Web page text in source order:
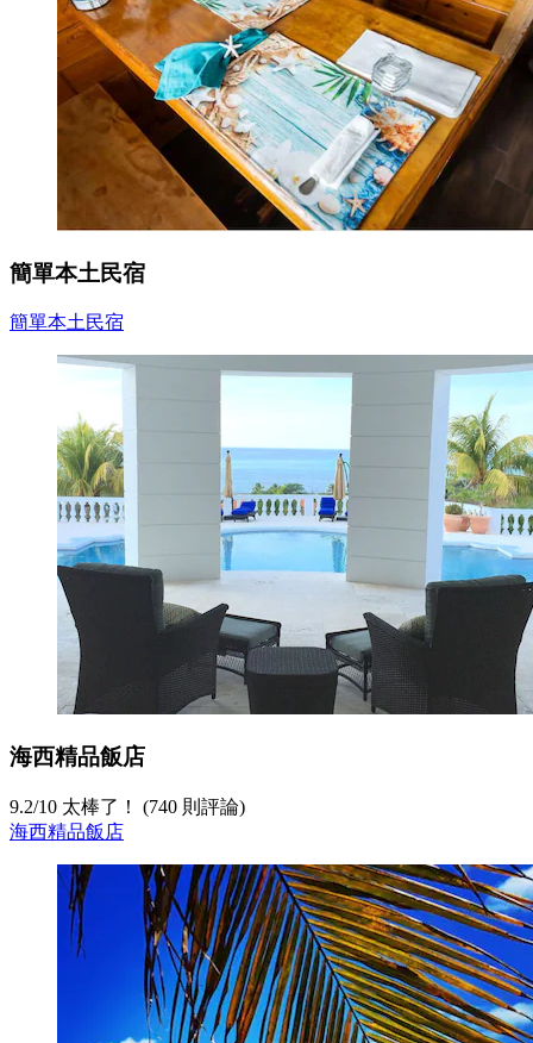
簡單本土民宿
簡單本土民宿
海西精品飯店
9.2/10 太棒了！ (740 則評論)
海西精品飯店